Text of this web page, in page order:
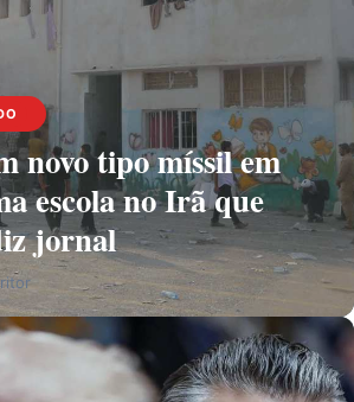
novo tipo míssil em
escola no Irã que
jornal